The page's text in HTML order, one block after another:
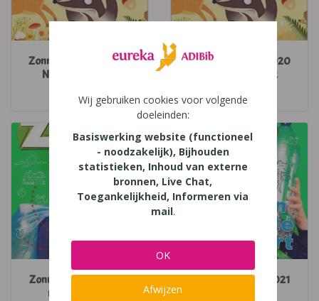
Zonnekind 2019-2020
Nummers 11-12 1
Zonnekind 2019-2020
Nummers 11-12 2
Zonnekind 2020-2021
nummers 1-3 1
Zonnekind 2020-2021
Wij gebruiken cookies voor volgende
doeleinden:
Basiswerking website (functioneel
- noodzakelijk), Bijhouden
statistieken, Inhoud van externe
bronnen, Live Chat,
Toegankelijkheid, Informeren via
mail.
OK
Afwijzen